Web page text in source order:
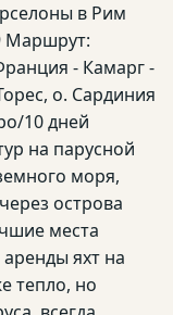
в Рим
Маршрут:
- Камарг -
о. Сардиния
10 дней
на парусной
моря,
острова
места
яхт на
тепло, но